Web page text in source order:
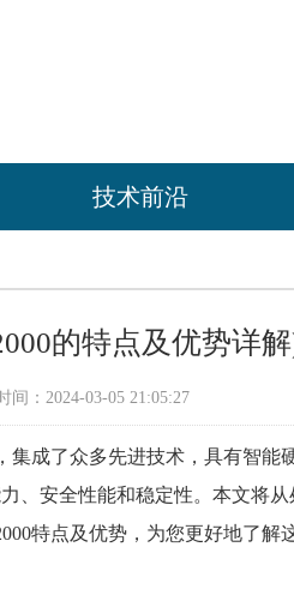
技术前沿
的特点及优势详
：2024-03-05 21:05:27
集成了众多先进技术，具有智能
、安全性能和稳定性。本文将
特点及优势，为您更好地了解